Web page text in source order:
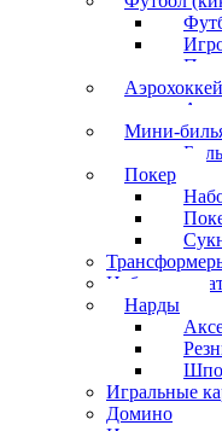
Аэрохоккей
Мини-
Покер
Набор
Нарды
Игральные
Домино